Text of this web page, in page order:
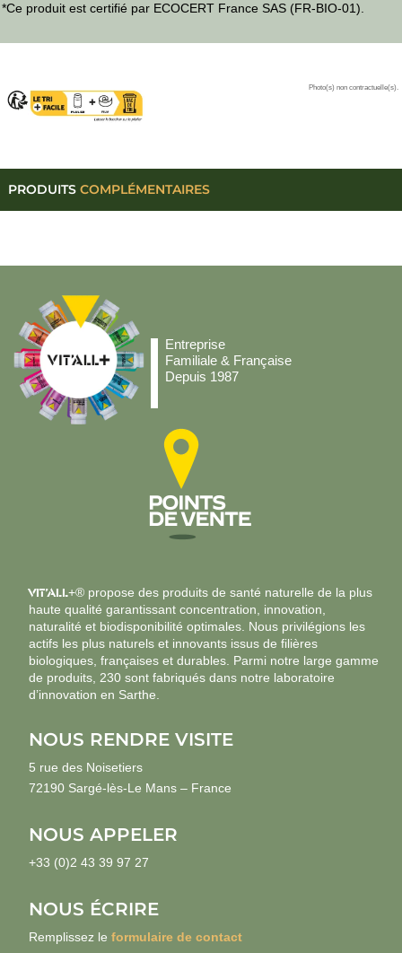
*Ce produit est certifié par ECOCERT France SAS (FR-BIO-01).
Photo(s) non contractuelle(s).
PRODUITS COMPLÉMENTAIRES
Entreprise
Familiale & Française
Depuis 1987
VIT’ALL+® propose des produits de santé naturelle de la plus
haute qualité garantissant concentration, innovation,
naturalité et biodisponibilité optimales. Nous privilégions les
actifs les plus naturels et innovants issus de filières
biologiques, françaises et durables. Parmi notre large gamme
de produits, 230 sont fabriqués dans notre laboratoire
d’innovation en Sarthe.
NOUS RENDRE VISITE
5 rue des Noisetiers
72190 Sargé-lès-Le Mans – France
NOUS APPELER
+33 (0)2 43 39 97 27
NOUS ÉCRIRE
Remplissez leformulaire de contact